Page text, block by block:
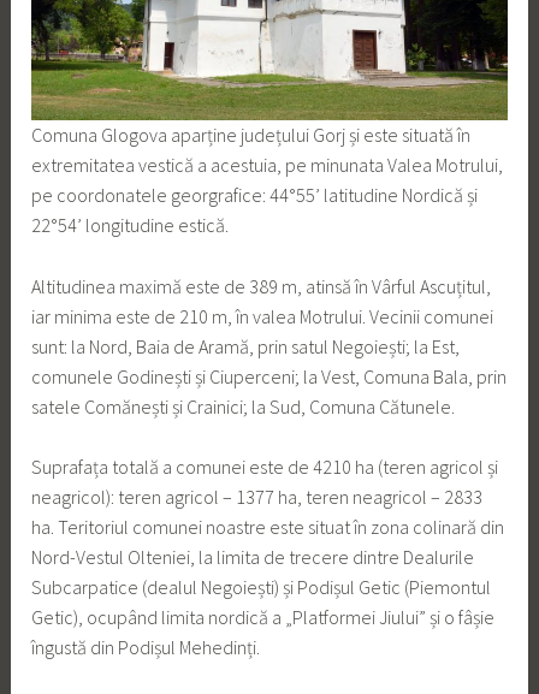
Comuna Glogova aparține județului Gorj și este situată în
extremitatea vestică a acestuia, pe minunata Valea Motrului,
pe coordonatele georgrafice: 44°55’ latitudine Nordică și
22°54’ longitudine estică.
Altitudinea maximă este de 389 m, atinsă în Vârful Ascuțitul,
iar minima este de 210 m, în valea Motrului. Vecinii comunei
sunt: la Nord, Baia de Aramă, prin satul Negoiești; la Est,
comunele Godinești și Ciuperceni; la Vest, Comuna Bala, prin
satele Comănești și Crainici; la Sud, Comuna Cătunele.
Suprafața totală a comunei este de 4210 ha (teren agricol și
neagricol): teren agricol – 1377 ha, teren neagricol – 2833
ha. Teritoriul comunei noastre este situat în zona colinară din
Nord-Vestul Olteniei, la limita de trecere dintre Dealurile
Subcarpatice (dealul Negoiești) și Podișul Getic (Piemontul
Getic), ocupând limita nordică a „Platformei Jiului” și o fâșie
îngustă din Podișul Mehedinți.